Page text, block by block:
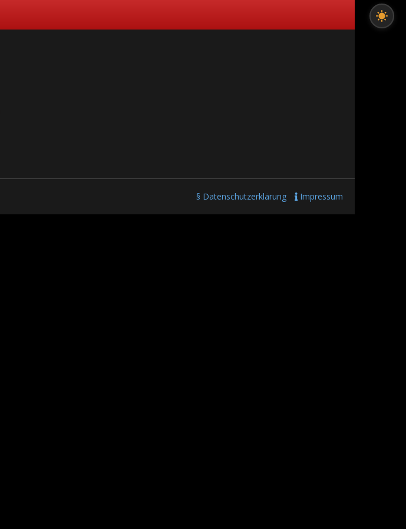
§ Datenschutzerklärung Impressum